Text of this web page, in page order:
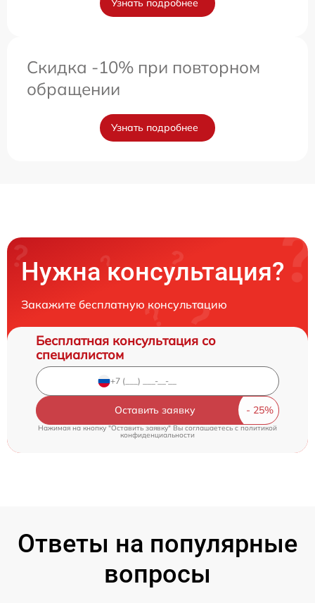
Скидка -10% при повторном
обращении
Узнать подробнее
Нужна консультация?
Закажите бесплатную консультацию
Бесплатная консультация со
специалистом
Оставить заявку
Нажимая на кнопку "Оставить заявку" Вы соглашаетесь cполитикой
конфиденциальности
Ответы на популярные
вопросы